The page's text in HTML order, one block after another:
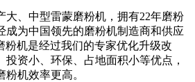
大、中型雷蒙磨粉机，拥有22年磨粉
成为中国领先的磨粉机制造商和供应
粉机是经过我们的专家优化升级改
投资小、环保、占地面积小等优点，
机效率更高。